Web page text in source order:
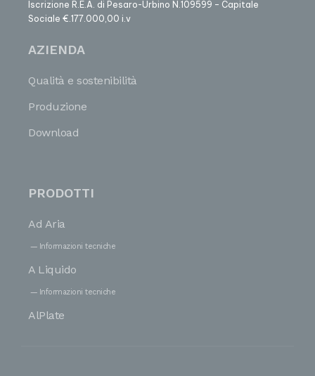
Iscrizione R.E.A. di Pesaro-Urbino N.109599 – Capitale
Sociale €.177.000,00 i.v
AZIENDA
Qualità e sostenibilità
Produzione
Download
PRODOTTI
Ad Aria
Informazioni tecniche
A Liquido
Informazioni tecniche
AlPlate